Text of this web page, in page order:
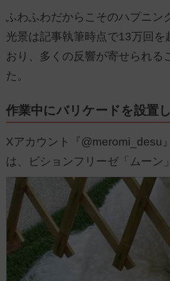
ふわふわだからこそのハプニン
光景は記事執筆時点で13万回を
おり、多くの反響が寄せられる
た。
作業中にバリケードを設置
Xアカウント『@meromi_desu
は、ビションフリーゼ「ムーン